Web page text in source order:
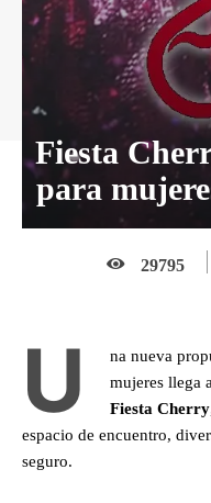
Fiesta
para
29795
U
na nueva
mujeres llega
Fiesta Cherry
espacio de encuentro,
seguro.